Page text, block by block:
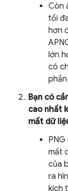
Còn
tối
hơn
lớn
có
phần
Bạn có
cao nhất
mất dữ
mất
của
ra
kích